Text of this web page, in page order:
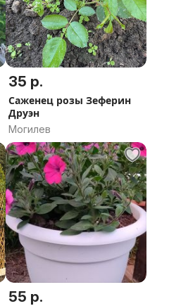
35 р.
Саженец розы Зеферин
Друэн
Могилев
55 р.